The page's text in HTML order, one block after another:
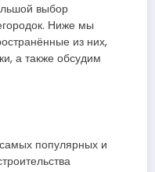
выбор
Ниже мы
из них,
а также обсудим
популярных и